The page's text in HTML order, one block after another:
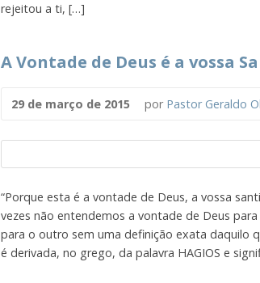
rejeitou a ti, […]
A Vontade de Deus é a vossa
29 de março de 2015 por Pastor Geraldo
“Porque esta é a vontade de Deus, a vossa
vezes não entendemos a vontade de Deus
para o outro sem uma definição exata daquilo
é derivada, no grego, da palavra HAGIOS e